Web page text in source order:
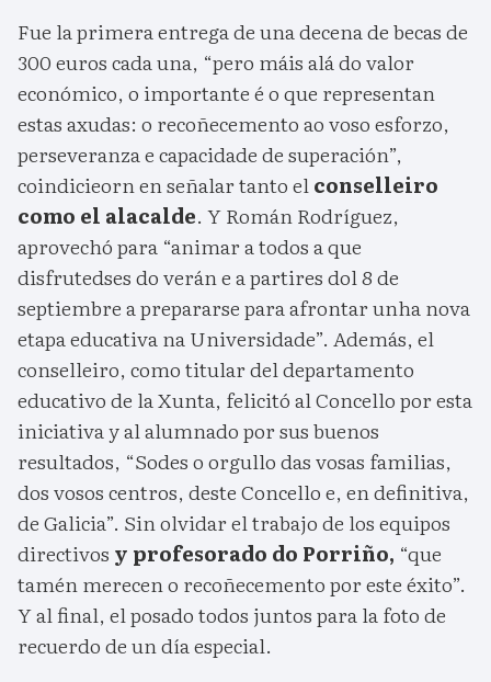
Fue la primera entrega de una decena de becas de
300 euros cada una, “pero máis alá do valor
económico, o importante é o que representan
estas axudas: o recoñecemento ao voso esforzo,
perseveranza e capacidade de superación”,
coindicieorn en señalar tanto elconselleiro
como el alacalde. Y Román Rodríguez,
aprovechó para “animar a todos a que
disfrutedses do verán e a partires dol 8 de
septiembre a prepararse para afrontar unha nova
etapa educativa na Universidade”. Además, el
conselleiro, como titular del departamento
educativo de la Xunta, felicitó al Concello por esta
iniciativa y al alumnado por sus buenos
resultados, “Sodes o orgullo das vosas familias,
dos vosos centros, deste Concello e, en definitiva,
de Galicia”. Sin olvidar el trabajo de los equipos
directivos y profesorado do Porriño, “que
tamén merecen o recoñecemento por este éxito”.
Y al final, el posado todos juntos para la foto de
recuerdo de un día especial.